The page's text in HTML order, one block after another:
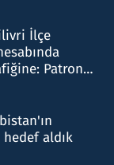
İlçe
Patron
aldık